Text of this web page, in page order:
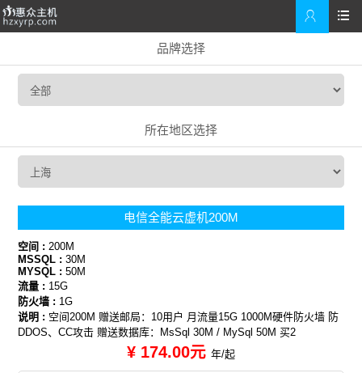


品牌选择
所在地区选择
电信全能云虚机200M
空间 :200M
MSSQL :30M
MYSQL :50M
流量 : 15G
防火墙 : 1G
说明 : 空间200M 赠送邮局：10用户 月流量15G 1000M硬件防火墙 防
DDOS、CC攻击 赠送数据库：MsSql 30M / MySql 50M 买2
¥ 174.00元 年/起